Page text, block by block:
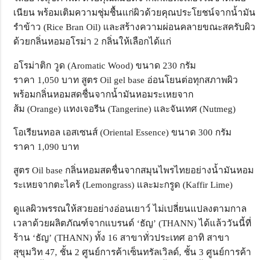
เนียน พร้อมเติมความชุ่มชื้นแก่ผิวด้วยคุณประโยชน์จากน้ำมัน
รำข้าว(Rice Bran Oil) และสร้างความผ่อนคลายขณะสครับผิว
ด้วยกลิ่นหอมอโรม่า 2 กลิ่นให้เลือกได้แก่
อโรม่าติก วูด(Aromatic Wood)ขนาด 230 กรัม
ราคา 1,050บาท สูตรOil gel base อ่อนโยนต่อทุกสภาพผิว
พร้อมกลิ่นหอมสดชื่นจากน้ำมันหอมระเหยจาก
ส้ม(Orange) แทงเจอรีน(Tangerine) และจันเทศ(Nutmeg)
โอเรียนทอล เอสเซนส์ (Oriental Essence)ขนาด 300 กรัม
ราคา 1,090บาท
สูตรOil base กลิ่นหอมสดชื่นจากสมุนไพรไทยอย่างน้ำมันหอม
ระเหยจากตะไคร้ (Lemongrass) และมะกรูด (Kaffir Lime)
ดูแลผิวพรรณให้สวยอย่างอ่อนเยาว์ ไม่เปลี่ยนแปลงตามกาล
เวลาด้วยผลิตภัณฑ์จากแบรนด์ ‘ธัญ’ (THANN)ได้แล้ววันนี้ที่
ร้าน ‘ธัญ’ (THANN)ทั้ง 16 สาขาทั่วประเทศ อาทิ สาขา
สุขุมวิท 47, ชั้น 2 ศูนย์การค้าเซ็นทรัลเวิลด์, ชั้น 3 ศูนย์การค้า